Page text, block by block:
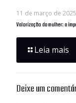
11 de março de 2025
Valorização da mulher: a
Leia mais
Deixe um